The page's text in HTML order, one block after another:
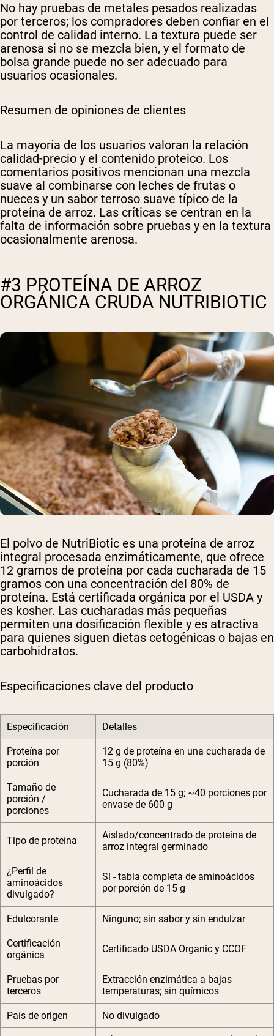
No hay pruebas de metales pesados realizadas
por terceros; los compradores deben confiar en el
control de calidad interno. La textura puede ser
arenosa si no se mezcla bien, y el formato de
bolsa grande puede no ser adecuado para
usuarios ocasionales.
Resumen de opiniones de clientes
La mayoría de los usuarios valoran la relación
calidad-precio y el contenido proteico. Los
comentarios positivos mencionan una mezcla
suave al combinarse con leches de frutas o
nueces y un sabor terroso suave típico de la
proteína de arroz. Las críticas se centran en la
falta de información sobre pruebas y en la textura
ocasionalmente arenosa.
#3 PROTEÍNA DE ARROZ
ORGÁNICA CRUDA NUTRIBIOTIC
El polvo de NutriBiotic es una proteína de arroz
integral procesada enzimáticamente, que ofrece
12 gramos de proteína por cada cucharada de 15
gramos con una concentración del 80% de
proteína. Está certificada orgánica por el USDA y
es kosher. Las cucharadas más pequeñas
permiten una dosificación flexible y es atractiva
para quienes siguen dietas cetogénicas o bajas en
carbohidratos.
Especificaciones clave del producto
Especificación Detalles
Proteína por
porción
12 g de proteína en una cucharada de
15 g (80%)
Tamaño de
porción /
porciones
Cucharada de 15 g; ~40 porciones por
envase de 600 g
Tipo de proteína
Aislado/concentrado de proteína de
arroz integral germinado
¿Perfil de
aminoácidos
divulgado?
Sí - tabla completa de aminoácidos
por porción de 15 g
Edulcorante Ninguno; sin sabor y sin endulzar
Certificación
orgánica
Certificado USDA Organic y CCOF
Pruebas por
terceros
Extracción enzimática a bajas
temperaturas; sin químicos
País de origen No divulgado